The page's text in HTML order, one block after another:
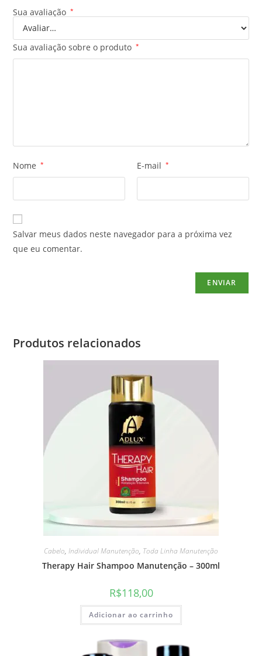
Sua avaliação *
Sua avaliação sobre o produto *
Nome * E-mail *
Salvar meus dados neste navegador para a próxima vez
que eu comentar.
Produtos relacionados
Cabelo, Individual Manutenção, Toda Linha Manutenção
Therapy Hair Shampoo Manutenção – 300ml
R$118,00
Adicionar ao carrinho